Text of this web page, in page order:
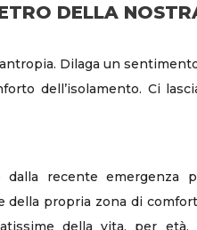
DELLA
Dilaga un
dell’isolamento. Ci
recente emergenza
propria zona di
della vita, per età,